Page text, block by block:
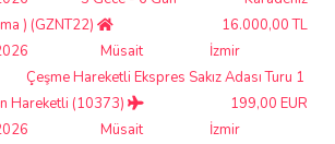
) (GZNT22)
16.000,00 TL
İzmir
Müsait
Çeşme Hareketli Ekspres Sakız Adası Turu 1
Hareketli (10373)
199,00 EUR
İzmir
Müsait